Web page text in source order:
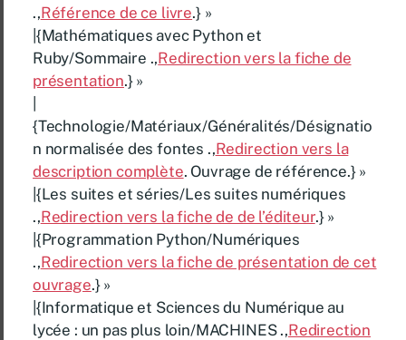
.,Référence de ce livre.} »
|{Mathématiques avec Python et
Ruby/Sommaire .,Redirection vers la fiche de
présentation.} »
{Technologie/Matériaux/Généralités/Désignatio
n normalisée des fontes .,Redirection vers la
description complète. Ouvrage de référence.} »
|{Les suites et séries/Les suites numériques
.,Redirection vers la fiche de de l’éditeur.} »
|{Programmation Python/Numériques
.,Redirection vers la fiche de présentation de cet
ouvrage.} »
|{Informatique et Sciences du Numérique au
lycée : un pas plus loin/MACHINES .,Redirection